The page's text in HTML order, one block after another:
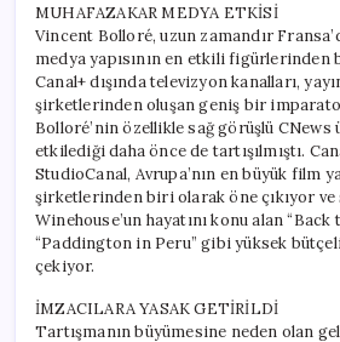
MUHAFAZAKAR MEDYA ETKİSİ
Vincent Bolloré, uzun zamandır
medya yapısının en etkili figürlerinden
Canal+ dışında televizyon kanalları,
şirketlerinden oluşan geniş bir
Bolloré’nin özellikle sağ görüşlü
etkilediği daha önce de tartışılmıştı.
StudioCanal, Avrupa’nın en büyük film
şirketlerinden biri olarak öne çıkıyor
Winehouse’un hayatını konu alan “Back
“Paddington in Peru” gibi yüksek
çekiyor.
İMZACILARA YASAK GETİRİLDİ
Tartışmanın büyümesine neden olan